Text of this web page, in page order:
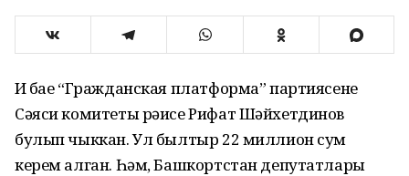
Иң бае “Гражданская платформа” партиясенең
Сәяси комитеты рәисе Рифат Шәйхетдинов
булып чыккан. Ул былтыр 22 миллион сум
керем алган. Һәм, Башкортстан депутатлары